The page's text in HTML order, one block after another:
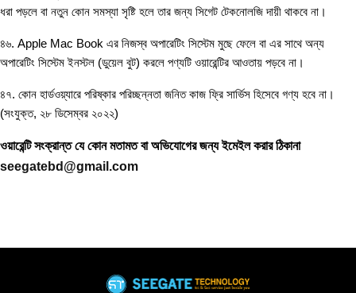
ধরা পড়লে বা নতুন কোন সমস্যা সৃষ্টি হলে তার জন্য সিগেট টেকনোলজি দায়ী থাকবে না।
৪৬. Apple Mac Book এর নিজস্ব অপারেটিং সিস্টেম মুছে ফেলে বা এর সাথে অন্য
অপারেটিং সিস্টেম ইনস্টল (ডুয়েল বুট) করলে পণ্যটি ওয়ারেন্টির আওতায় পড়বে না।
৪৭. কোন হার্ডওয়্যারে পরিষ্কার পরিচ্ছন্নতা জনিত কাজ ফ্রি সার্ভিস হিসেবে গণ্য হবে না।
(সংযুক্ত, ২৮ ডিসেম্বর ২০২২)
ওয়ারেন্টি সংক্রান্ত যে কোন মতামত বা অভিযোগের জন্য ইমেইল করার ঠিকানা
seegatebd@gmail.com